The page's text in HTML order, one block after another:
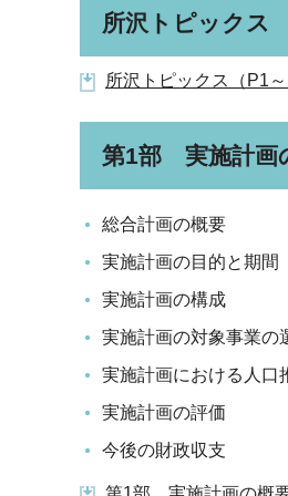
所沢トピックス
所沢トピックス（P1
第1部 実施計画
総合計画の概要
実施計画の目的と期間
実施計画の構成
実施計画の対象事業の
実施計画における人口
実施計画の評価
今後の財政収支